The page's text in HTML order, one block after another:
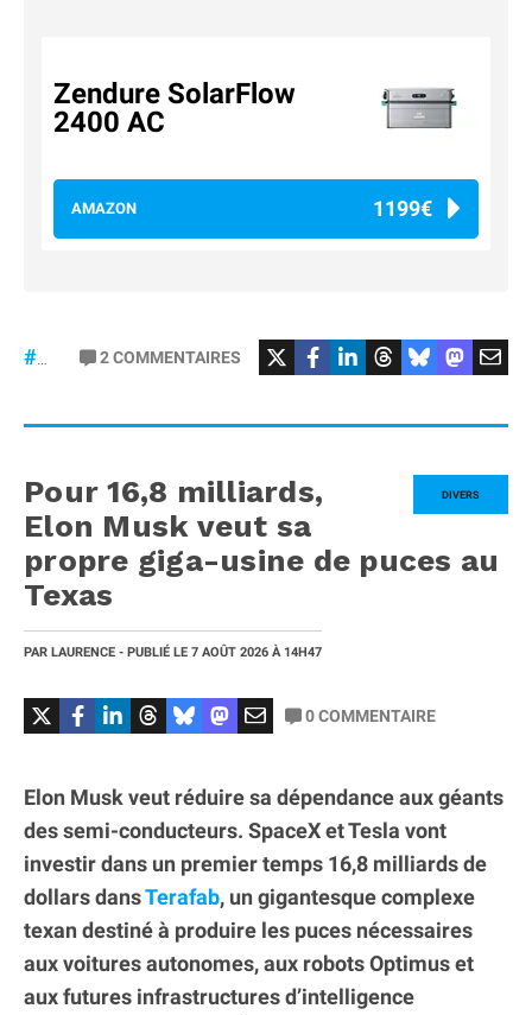
Zendure SolarFlow
2400 AC
AMAZON 1199€
2COMMENTAIRES
DIVERS
Pour 16,8 milliards,
Elon Musk veut sa
propre giga-usine de puces au
Texas
PAR LAURENCE - PUBLIÉ LE 7 AOÛT 2026 À 14H47
0COMMENTAIRE
Elon Musk veut réduire sa dépendance aux géants
des semi-conducteurs. SpaceX et Tesla vont
investir dans un premier temps 16,8 milliards de
dollars dansTerafab, un gigantesque complexe
texan destiné à produire les puces nécessaires
aux voitures autonomes, aux robots Optimus et
aux futures infrastructures d’intelligence